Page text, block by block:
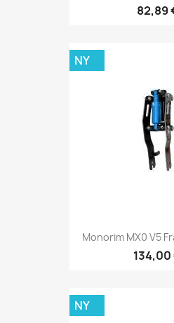
82,89
Monorim MX0 V5
134,00
NY
NY